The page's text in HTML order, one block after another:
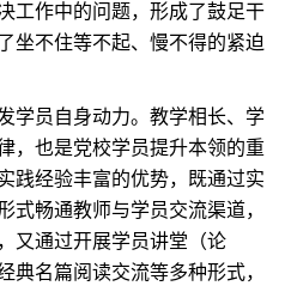
工作中的问题，形成了鼓足干
坐不住等不起、慢不得的紧迫
员自身动力。教学相长、学
，也是党校学员提升本领的重
践经验丰富的优势，既通过实
式畅通教师与学员交流渠道，
又通过开展学员讲堂（论
典名篇阅读交流等多种形式，